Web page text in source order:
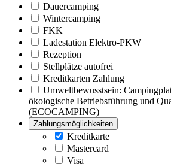
Dauercamping
Wintercamping
FKK
Ladestation Elektro-PKW
Rezeption
Stellplätze autofrei
Kreditkarten Zahlung
Umweltbewusstsein:
ökologische Betriebsführung und
(ECOCAMPING)
Zahlungsmöglichkeiten
Kreditkarte
Mastercard
Visa